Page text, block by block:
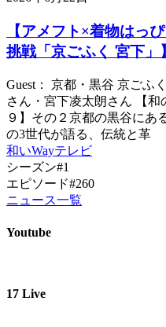
【アメフト×着物はっ
挑戦「京ごふく 宮下」
Guest： 京都・黒谷 京ごふ
さん・宮下凌太朗さん 【
９】その２京都の黒谷にあ
の3世代が語る、伝統と革
和いWayテレビ
シーズン#1
エピソード#260
ニュース一覧
Youtube
17 Live